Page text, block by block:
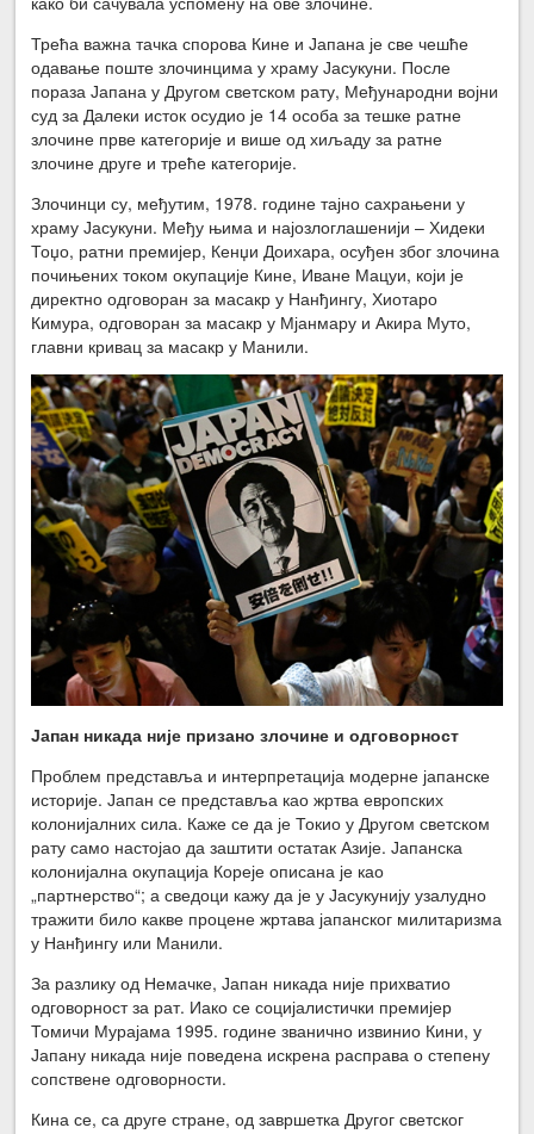
Трећа важна тачка спорова Кине и Јапана је све чешће
одавање поште злочинцима у храму Јасукуни. После
пораза Јапана у Другом светском рату, Међународни војни
суд за Далеки исток осудио је 14 особа за тешке ратне
злочине прве категорије и више од хиљаду за ратне
злочине друге и треће категорије.
Злочинци су, међутим, 1978. године тајно сахрањени у
храму Јасукуни. Међу њима и најозлоглашенији – Хидеки
Тоџо, ратни премијер, Кенџи Доихара, осуђен због злочина
почињених током окупације Кине, Иване Мацуи, који је
директно одговоран за масакр у Нанђингу, Хиотаро
Кимура, одговоран за масакр у Мјанмару и Акира Муто,
главни кривац за масакр у Манили.
Јапан никада није призано злочине и одговорност
Проблем представља и интерпретација модерне јапанске
историје. Јапан се представља као жртва европских
колонијалних сила. Каже се да је Токио у Другом светском
рату само настојао да заштити остатак Азије. Јапанска
колонијална окупација Кореје описана је као
„партнерство“; а сведоци кажу да је у Јасукунију узалудно
тражити било какве процене жртава јапанског милитаризма
у Нанђингу или Манили.
За разлику од Немачке, Јапан никада није прихватио
одговорност за рат. Иако се социјалистички премијер
Томичи Мурајама 1995. године званично извинио Кини, у
Јапану никада није поведена искрена расправа о степену
сопствене одговорности.
Кина се, са друге стране, од завршетка Другог светског